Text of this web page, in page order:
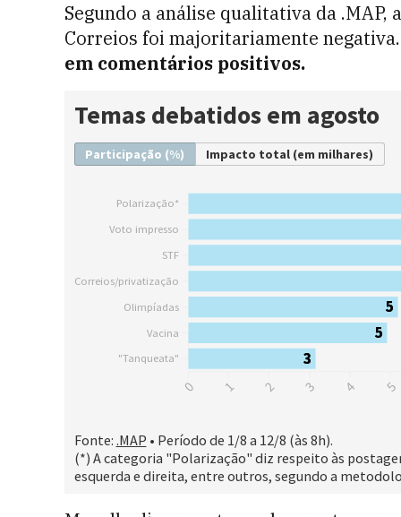
Segundo a análise qualitativa da
Correios foi majoritariamente
em comentários positivos.